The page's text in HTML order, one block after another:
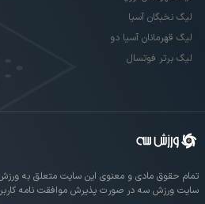
لیگ نخبگان آسیا
لیگ قهرمانان آسیا دو
لیگ برتر فوتسال
تمام حقوق مادی و معنوی این سایت متعلق به
سایت ورزش سه در صورت پذیرش موافقت نامه